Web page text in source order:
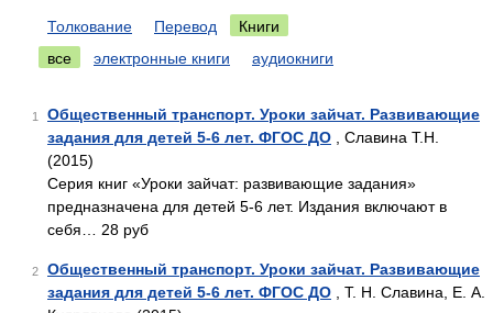
Толкование Перевод
Книги
все
электронные книги аудиокниги
1
Общественный транспорт. Уроки зайчат. Развивающие
задания для детей 5-6 лет. ФГОС ДО , Славина Т.Н.
(2015)
Серия книг «Уроки зайчат: развивающие задания»
предназначена для детей 5-6 лет. Издания включают в
себя… 28 руб
2
Общественный транспорт. Уроки зайчат. Развивающие
задания для детей 5-6 лет. ФГОС ДО , Т. Н. Славина, Е. А.